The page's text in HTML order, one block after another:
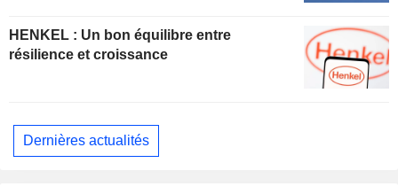
HENKEL : Un bon équilibre entre
résilience et croissance
Dernières actualités